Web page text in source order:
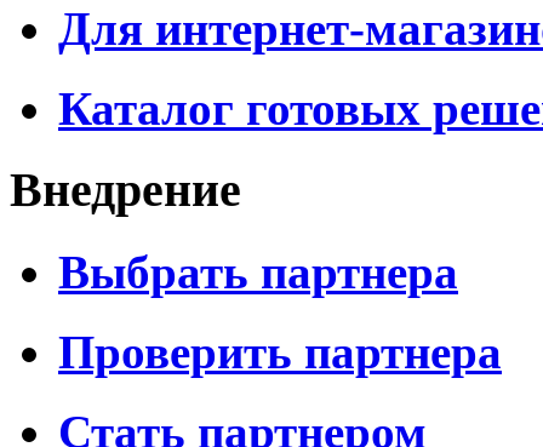
Для интернет-
Каталог готовых
Внедрение
Выбрать партнера
Проверить партнера
Стать партнером